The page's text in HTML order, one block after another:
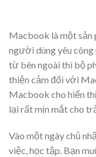
Macbook là một sản
người dùng yêu công
từ bên ngoài thì bộ
thiện cảm đối với
Macbook cho hiển
lại rất mịn mắt cho
Vào một ngày chủ
việc, học tập. Bạn